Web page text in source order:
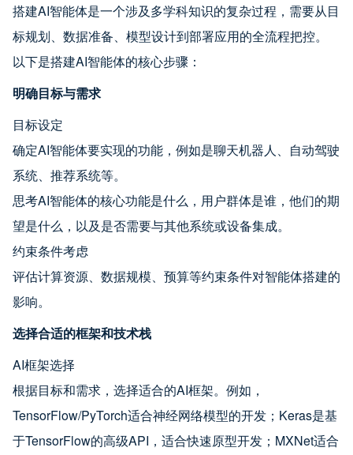
搭建AI智能体是一个涉及多学科知识的复杂过程，需要从目
标规划、数据准备、模型设计到部署应用的全流程把控。
以下是搭建AI智能体的核心步骤：
明确目标与需求
目标设定
确定AI智能体要实现的功能，例如是聊天机器人、自动驾驶
系统、推荐系统等。
思考AI智能体的核心功能是什么，用户群体是谁，他们的期
望是什么，以及是否需要与其他系统或设备集成。
约束条件考虑
评估计算资源、数据规模、预算等约束条件对智能体搭建的
影响。
选择合适的框架和技术栈
AI框架选择
根据目标和需求，选择适合的AI框架。例如，
TensorFlow/PyTorch适合神经网络模型的开发；Keras是基
于TensorFlow的高级API，适合快速原型开发；MXNet适合